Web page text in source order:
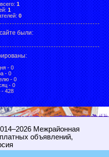
1
1
0
были:
:
- 0
- 0
- 0
- 0
- 428
Межрайонная
объявлений,